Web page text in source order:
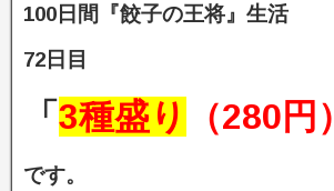
100日間『餃子の王将』生活
72日目
「 3種盛り （280円）
です。